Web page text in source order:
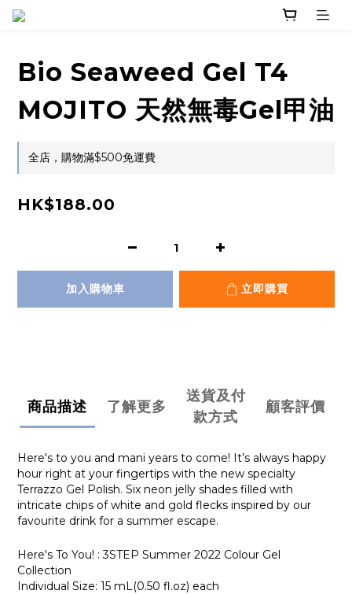
Bio Seaweed Gel T4
MOJITO 天然無毒Gel甲油
全店，購物滿$500免運費
HK$188.00
加入購物車 立即購買
商品描述 了解更多
送貨及付
款方式
顧客評價
Here's to you and mani years to come! It’s always happy
hour right at your fingertips with the new specialty
Terrazzo Gel Polish. Six neon jelly shades filled with
intricate chips of white and gold flecks inspired by our
favourite drink for a summer escape.
Here's To You! : 3STEP Summer 2022 Colour Gel
Collection
Individual Size: 15 mL(0.50 fl.oz) each